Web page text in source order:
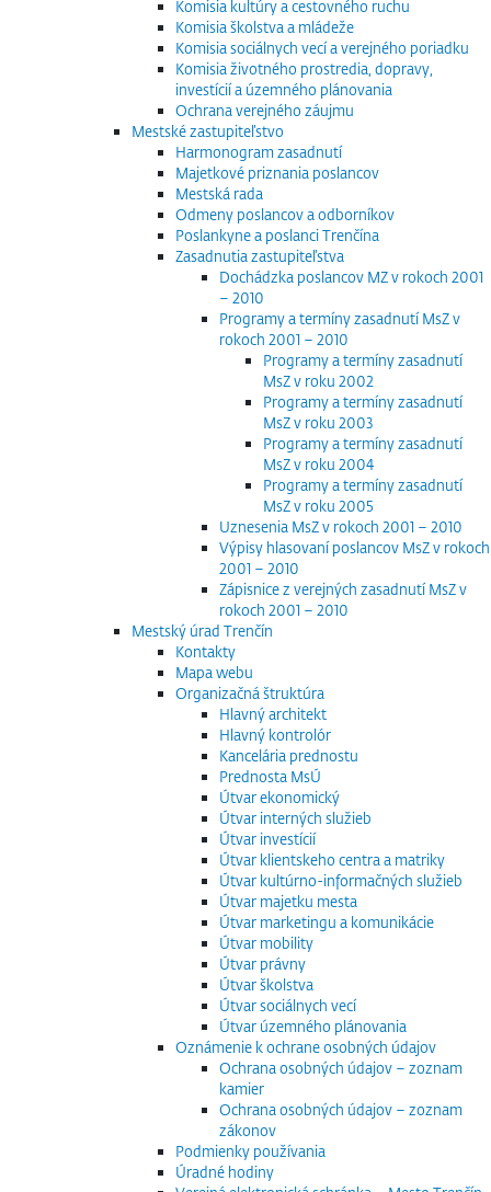
Komisia kultúry a cestovného ruchu
Komisia školstva a mládeže
Komisia sociálnych vecí a verejného poriadku
Komisia životného prostredia, dopravy,
investícií a územného plánovania
Ochrana verejného záujmu
Mestské zastupiteľstvo
Harmonogram zasadnutí
Majetkové priznania poslancov
Mestská rada
Odmeny poslancov a odborníkov
Poslankyne a poslanci Trenčína
Zasadnutia zastupiteľstva
Dochádzka poslancov MZ v rokoch 2001
– 2010
Programy a termíny zasadnutí MsZ v
rokoch 2001 – 2010
Programy a termíny zasadnutí
MsZ v roku 2002
Programy a termíny zasadnutí
MsZ v roku 2003
Programy a termíny zasadnutí
MsZ v roku 2004
Programy a termíny zasadnutí
MsZ v roku 2005
Uznesenia MsZ v rokoch 2001 – 2010
Výpisy hlasovaní poslancov MsZ v rokoch
2001 – 2010
Zápisnice z verejných zasadnutí MsZ v
rokoch 2001 – 2010
Mestský úrad Trenčín
Kontakty
Mapa webu
Organizačná štruktúra
Hlavný architekt
Hlavný kontrolór
Kancelária prednostu
Prednosta MsÚ
Útvar ekonomický
Útvar interných služieb
Útvar investícií
Útvar klientskeho centra a matriky
Útvar kultúrno-informačných služieb
Útvar majetku mesta
Útvar marketingu a komunikácie
Útvar mobility
Útvar právny
Útvar školstva
Útvar sociálnych vecí
Útvar územného plánovania
Oznámenie k ochrane osobných údajov
Ochrana osobných údajov – zoznam
kamier
Ochrana osobných údajov – zoznam
zákonov
Podmienky používania
Úradné hodiny